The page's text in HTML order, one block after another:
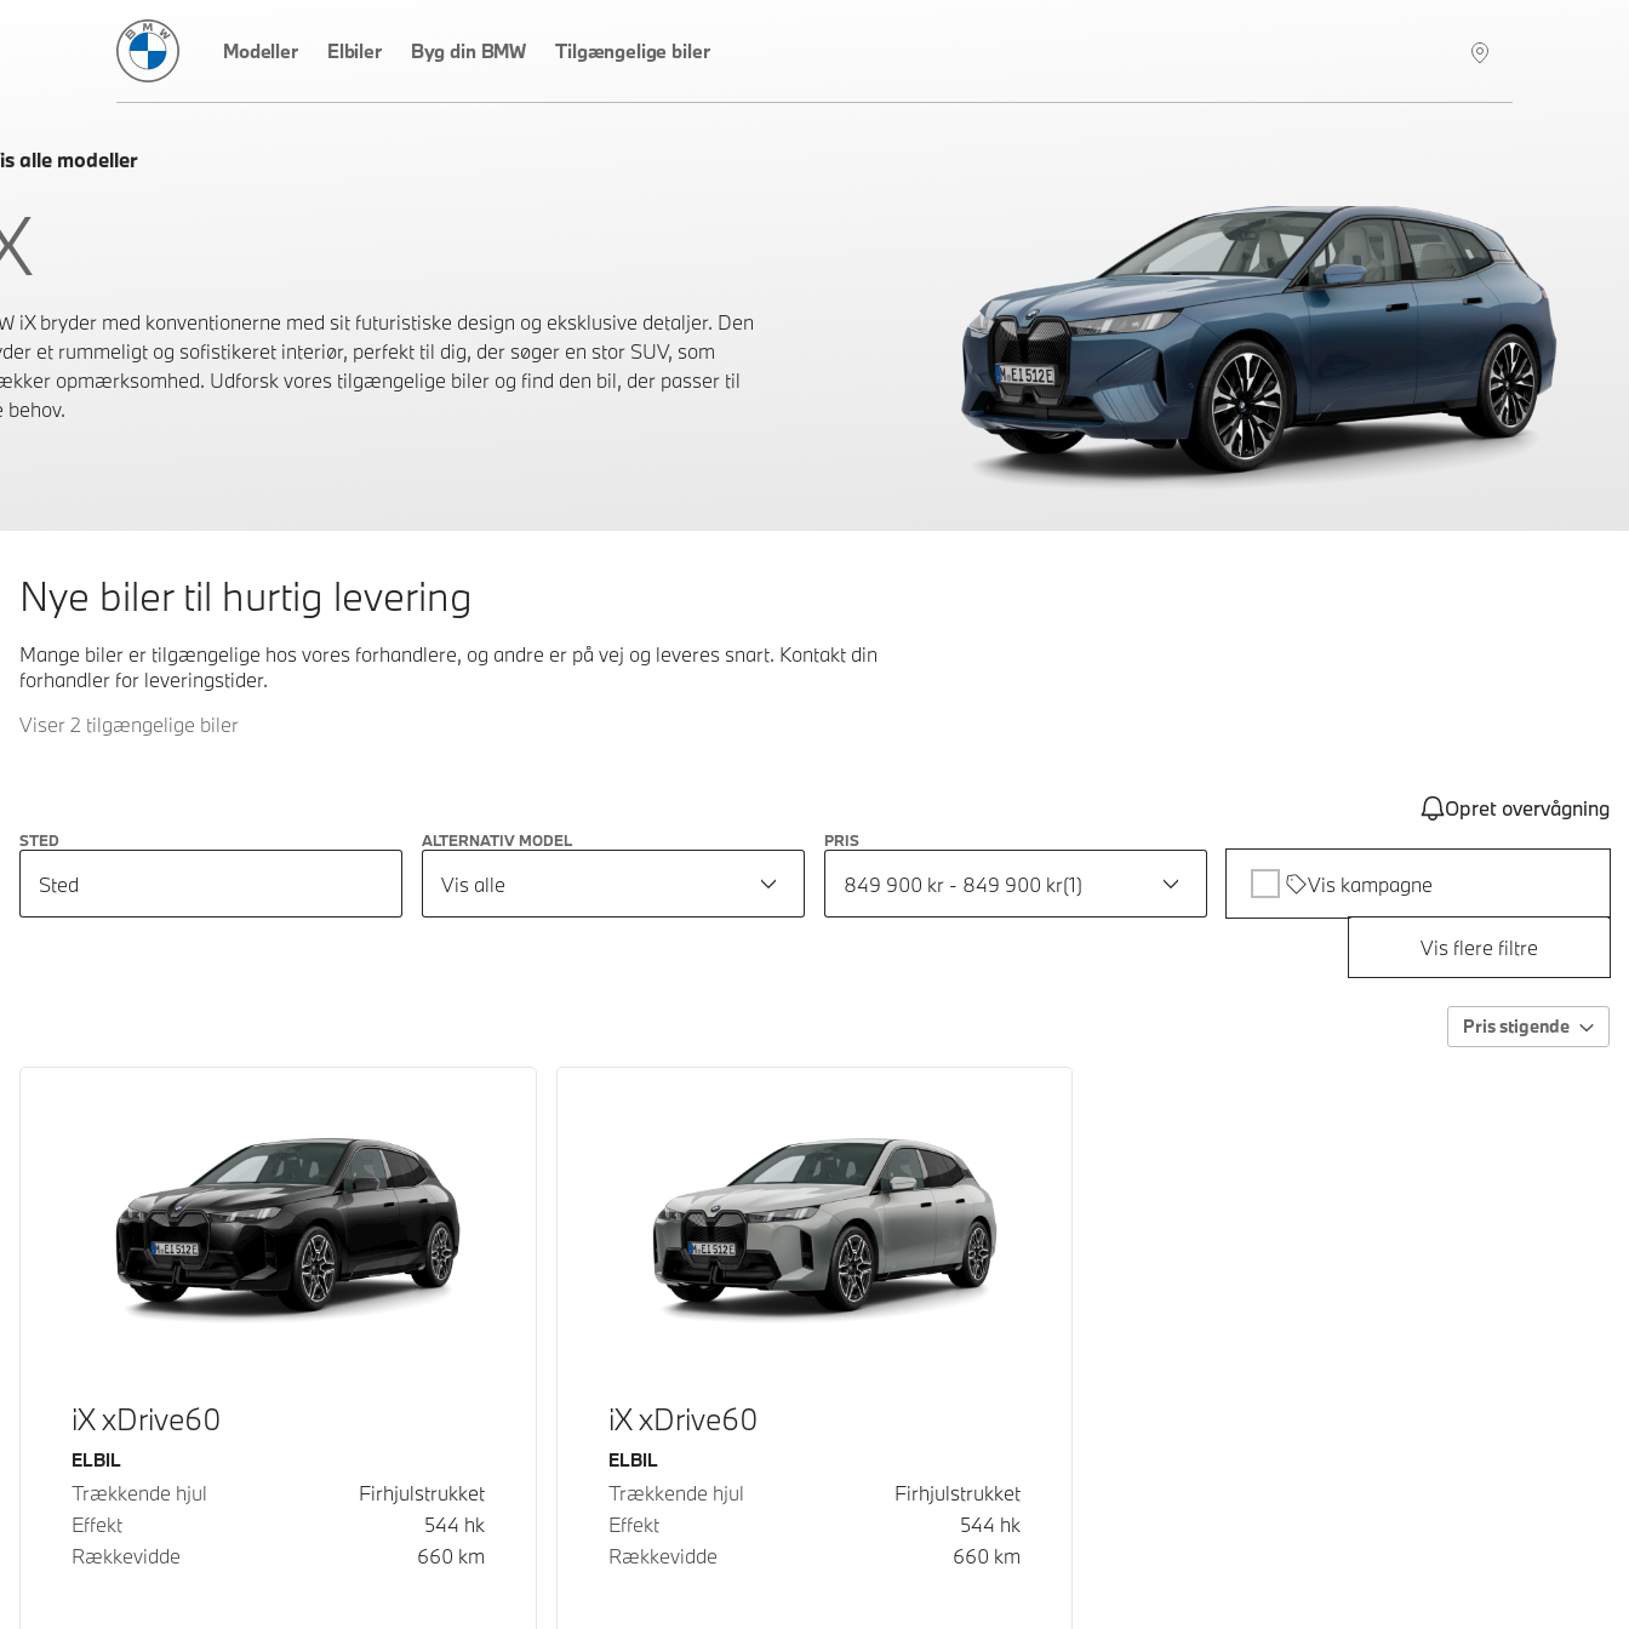
BMW Danmark
Modeller Elbiler Byg din BMW Tilgængelige biler
alle modeller
iX bryder med konventionerne med sit futuristiske design og eksklusive detaljer. Den
et rummeligt og sofistikeret interiør, perfekt til dig, der søger en stor SUV, som
opmærksomhed. Udforsk vores tilgængelige biler og find den bil, der passer til
behov.
Nye biler til hurtig levering
Mange biler er tilgængelige hos vores forhandlere, og andre er på vej og leveres snart. Kontakt din
forhandler for leveringstider.
Viser 2 tilgængelige biler
Opret overvågning
STED
Sted
ALTERNATIV MODEL
Vis alle
PRIS
849 900 kr - 849 900 kr(1) Vis kampagne
Vis flere filtre
Pris stigende
iX xDrive60
Brændstof
ELBIL
Trækkende hjul
Firhjulstrukket
Effekt
544 hk
Rækkevidde
660 km
iX xDrive60
Brændstof
ELBIL
Trækkende hjul
Firhjulstrukket
Effekt
544 hk
Rækkevidde
660 km